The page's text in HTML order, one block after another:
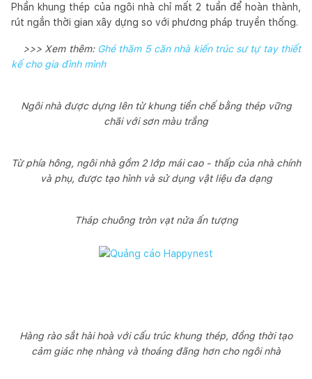
Phần khung thép của ngôi nhà chỉ mất 2 tuần để hoàn thành,
rút ngắn thời gian xây dựng so với phương pháp truyền thống.
>>> Xem thêm: Ghé thăm 5 căn nhà kiến trúc sư tự tay thiết
kế cho gia đình mình
Ngôi nhà được dựng lên từ khung tiền chế bằng thép vững
chãi với sơn màu trắng
Từ phía hông, ngôi nhà gồm 2 lớp mái cao - thấp của nhà chính
và phụ, được tạo hình và sử dụng vật liệu đa dạng
Tháp chuông tròn vạt nửa ấn tượng
Hàng rào sắt hài hoà với cấu trúc khung thép, đồng thời tạo
cảm giác nhẹ nhàng và thoáng đãng hơn cho ngôi nhà